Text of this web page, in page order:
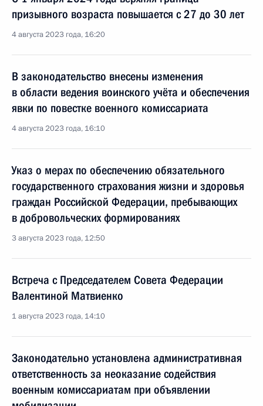
призывного возраста повышается с 27 до 30 лет
4 августа 2023 года, 16:20
В законодательство внесены изменения
в области ведения воинского учёта и обеспечения
явки по повестке военного комиссариата
4 августа 2023 года, 16:10
Указ о мерах по обеспечению обязательного
государственного страхования жизни и здоровья
граждан Российской Федерации, пребывающих
в добровольческих формированиях
3 августа 2023 года, 12:50
Встреча с Председателем Совета Федерации
Валентиной Матвиенко
1 августа 2023 года, 14:10
Законодательно установлена административная
ответственность за неоказание содействия
военным комиссариатам при объявлении